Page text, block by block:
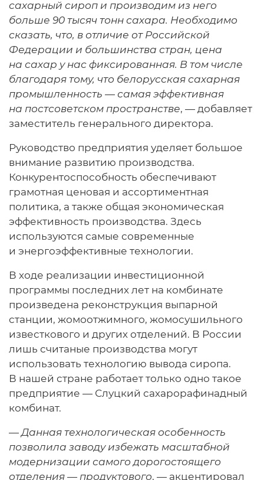
сахарный сироп и производим из него
больше 90 тысяч тонн сахара. Необходимо
сказать, что, в отличие от Российской
Федерации и большинства стран, цена
на сахар у нас фиксированная. В том числе
благодаря тому, что белорусская сахарная
промышленность — самая эффективная
на постсоветском пространстве, — добавляет
заместитель генерального директора.
Руководство предприятия уделяет большое
внимание развитию производства.
Конкурентоспособность обеспечивают
грамотная ценовая и ассортиментная
политика, а также общая экономическая
эффективность производства. Здесь
используются самые современные
и энергоэффективные технологии.
В ходе реализации инвестиционной
программы последних лет на комбинате
произведена реконструкция выпарной
станции, жомоотжимного, жомосушильного
известкового и других отделений. В России
лишь считаные производства могут
использовать технологию вывода сиропа.
В нашей стране работает только одно такое
предприятие — Слуцкий сахарорафинадный
комбинат.
— Данная технологическая особенность
позволила заводу избежать масштабной
модернизации самого дорогостоящего
отделения — продуктового, — акцентировал